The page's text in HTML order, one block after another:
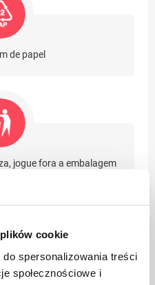
cookie
spersonalizowania treści
społecznościowe i
de papel
jogue fora a embalagem